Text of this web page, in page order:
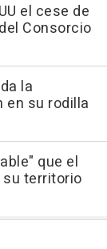
el cese de
Consorcio
la
en su rodilla
que el
territorio